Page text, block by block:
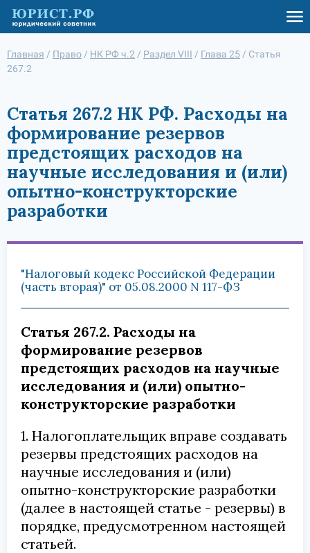
Главная / Право / НК РФ ч.2 / Раздел VIII / Глава 25 / Статья
267.2
Статья 267.2 НК РФ. Расходы на
формирование резервов
предстоящих расходов на
научные исследования и (или)
опытно-конструкторские
разработки
"Налоговый кодекс Российской Федерации
(часть вторая)" от 05.08.2000 N 117-ФЗ
Статья 267.2. Расходы на
формирование резервов
предстоящих расходов на научные
исследования и (или) опытно-
конструкторские разработки
1. Налогоплательщик вправе создавать
резервы предстоящих расходов на
научные исследования и (или)
опытно-конструкторские разработки
(далее в настоящей статье - резервы) в
порядке, предусмотренном настоящей
статьей.